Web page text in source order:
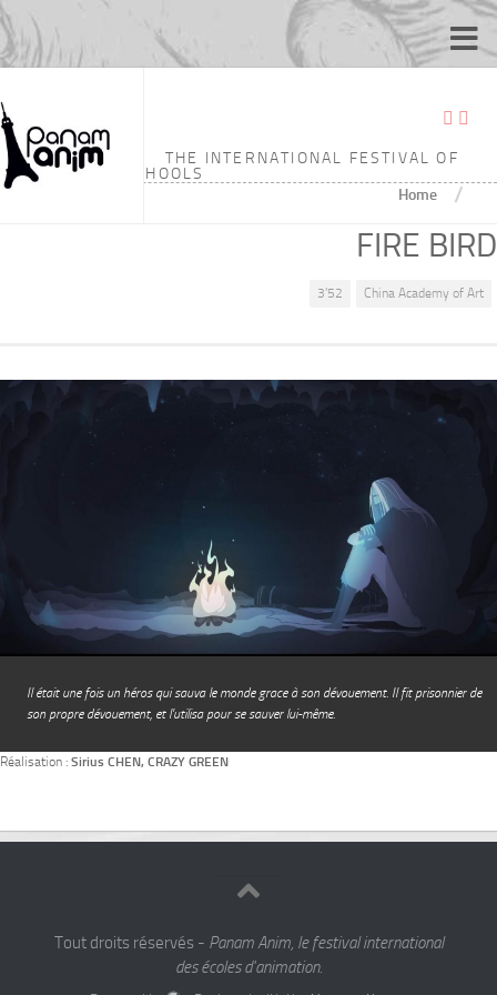
THE INTERNATIONAL FESTIVAL OF
ANIMATION SCHOOLS
Home /
FIRE BIRD
3'52 China Academy of Art
Il était une fois un héros qui sauva le monde grace à son dévouement. Il fit prisonnier de
son propre dévouement, et l’utilisa pour se sauver lui-même.
Réalisation : Sirius CHEN, CRAZY GREEN
Tout droits réservés - Panam Anim, le festival international
des écoles d'animation.